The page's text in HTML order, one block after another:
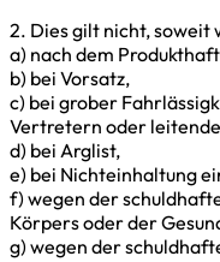
2. Dies gilt nicht,
a) nach dem
b) bei Vorsatz,
c) bei grober
Vertretern oder
d) bei Arglist,
e) bei Nichteinhaltung
f) wegen der
Körpers oder der
g) wegen der